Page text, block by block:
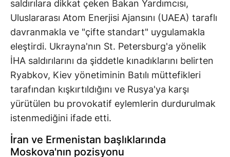
saldırılara dikkat çeken Bakan Yardımcısı,
Uluslararası Atom Enerjisi Ajansını (UAEA) taraflı
davranmakla ve "çifte standart" uygulamakla
eleştirdi. Ukrayna'nın St. Petersburg'a yönelik
İHA saldırılarını da şiddetle kınadıklarını belirten
Ryabkov, Kiev yönetiminin Batılı müttefikleri
tarafından kışkırtıldığını ve Rusya'ya karşı
yürütülen bu provokatif eylemlerin durdurulmak
istenmediğini ifade etti.
İran ve Ermenistan başlıklarında
Moskova'nın pozisyonu